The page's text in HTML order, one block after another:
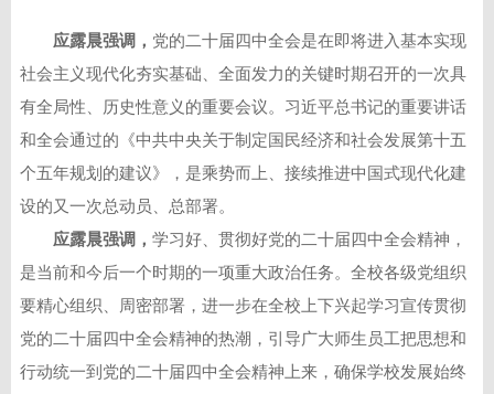
应露晨强调， 党的二十届四中全会是在即将进入基本实现
社会主义现代化夯实基础、全面发力的关键时期召开的一次具
有全局性、历史性意义的重要会议。习近平总书记的重要讲话
和全会通过的《中共中央关于制定国民经济和社会发展第十五
个五年规划的建议》，是乘势而上、接续推进中国式现代化建
设的又一次总动员、总部署。
应露晨强调， 学习好、贯彻好党的二十届四中全会精神，
是当前和今后一个时期的一项重大政治任务。全校各级党组织
要精心组织、周密部署，进一步在全校上下兴起学习宣传贯彻
党的二十届四中全会精神的热潮，引导广大师生员工把思想和
行动统一到党的二十届四中全会精神上来，确保学校发展始终